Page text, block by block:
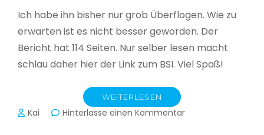
Ich habe ihn bisher nur grob Überflogen. Wie zu
erwarten ist es nicht besser geworden. Der
Bericht hat 114 Seiten. Nur selber lesen macht
schlau daher hier der Link zum BSI. Viel Spaß!
WEITERLESEN
Kai Hinterlasse einen Kommentarzu